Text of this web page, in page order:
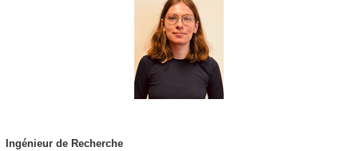
Ingénieur de Recherche